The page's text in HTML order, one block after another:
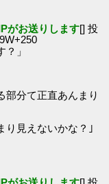
がお送りします[] 投
」
部分て正直あんまり
り見えないかな？｣